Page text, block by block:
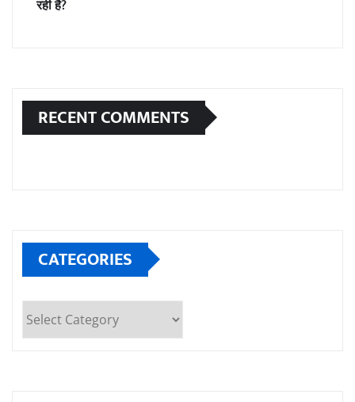
रही है?
RECENT COMMENTS
CATEGORIES
Categories